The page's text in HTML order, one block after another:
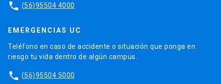
phone (56)95504 4000
EMERGENCIAS UC
Teléfono en caso de accidente o situación que ponga en
riesgo tu vida dentro de algún campus.
phone (56)95504 5000